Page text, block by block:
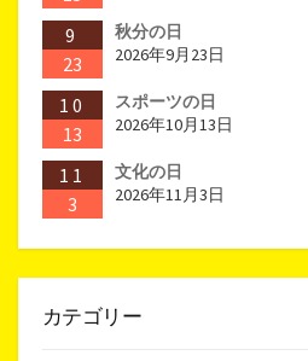
9
23
秋分の日
2026年9月23日
10
13
スポーツの日
2026年10月13日
11
3
文化の日
2026年11月3日
カテゴリー